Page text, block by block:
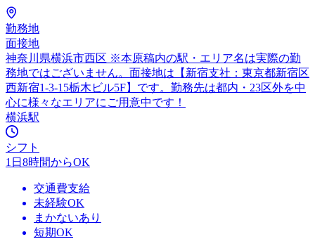
勤務地
面接地
神奈川県横浜市西区 ※本原稿内の駅・エリア名は実際の勤
務地ではございません。面接地は【新宿支社：東京都新宿区
西新宿1-3-15栃木ビル5F】です。勤務先は都内・23区外を中
心に様々なエリアにご用意中です！
横浜駅
シフト
1日8時間からOK
交通費支給
未経験OK
まかないあり
短期OK